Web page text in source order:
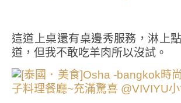
這道上桌還有桌邊秀服務，淋上
道，但我不敢吃羊肉所以沒試。